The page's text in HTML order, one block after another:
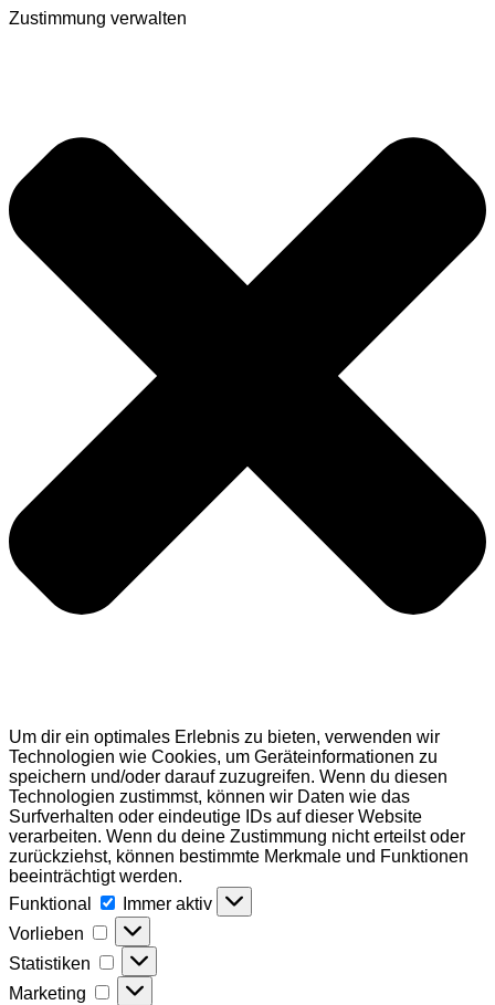
Zustimmung verwalten
Um dir ein optimales Erlebnis zu bieten, verwenden wir
Technologien wie Cookies, um Geräteinformationen zu
speichern und/oder darauf zuzugreifen. Wenn du diesen
Technologien zustimmst, können wir Daten wie das
Surfverhalten oder eindeutige IDs auf dieser Website
verarbeiten. Wenn du deine Zustimmung nicht erteilst oder
zurückziehst, können bestimmte Merkmale und Funktionen
beeinträchtigt werden.
Funktional
Funktional
Immer aktiv
Vorlieben
Vorlieben
Statistiken Statistiken
Marketing Marketing